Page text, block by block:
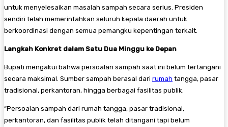
untuk menyelesaikan masalah sampah secara serius. Presiden
sendiri telah memerintahkan seluruh kepala daerah untuk
berkoordinasi dengan semua pemangku kepentingan terkait.
Langkah Konkret dalam Satu Dua Minggu ke Depan
Bupati mengakui bahwa persoalan sampah saat ini belum tertangani
secara maksimal. Sumber sampah berasal dari rumah tangga, pasar
tradisional, perkantoran, hingga berbagai fasilitas publik.
“Persoalan sampah dari rumah tangga, pasar tradisional,
perkantoran, dan fasilitas publik telah ditangani tapi belum